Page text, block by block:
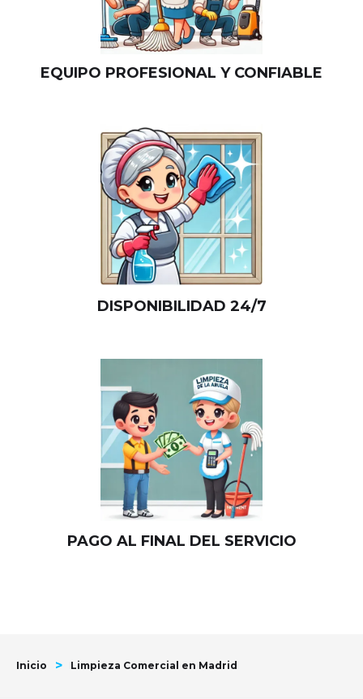
EQUIPO PROFESIONAL Y CONFIABLE
DISPONIBILIDAD 24/7
PAGO AL FINAL DEL SERVICIO
Inicio > Limpieza Comercial en Madrid